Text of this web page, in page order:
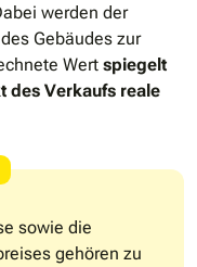
werden der
Gebäudes zur
Wert spiegelt
des Verkaufs reale
sowie die
gehören zu